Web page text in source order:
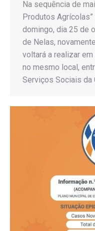
Na sequência de
Produtos
domingo, dia 25 de
de Nelas,
voltará a realizar
no mesmo local,
Serviços Sociais da